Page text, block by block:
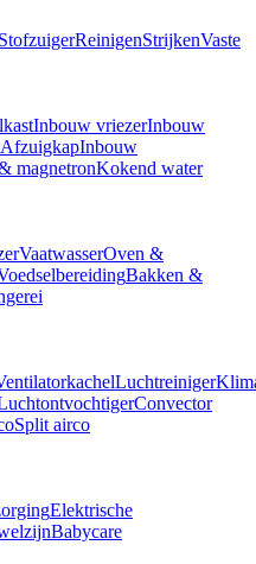
ReinigenStrijkenVaste
Inbouw vriezerInbouw
AfzuigkapInbouw
magnetronKokend water
VaatwasserOven &
Bakken &
Luchtreiniger
Convector
Split airco
Elektrische
Babycare